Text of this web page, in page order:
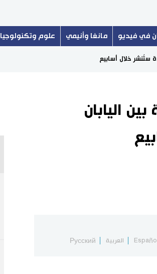
في فيديو مانغا وأنيمي علوم وتكنولوجيا
ستُنشر خلال أسابيع
اليابان
العربية Русский